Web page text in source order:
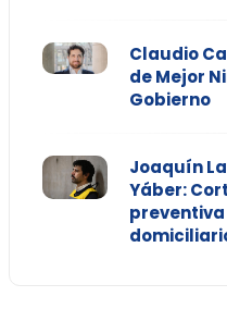
Claudio
de Mejor
Gobierno
Joaquín
Yáber: